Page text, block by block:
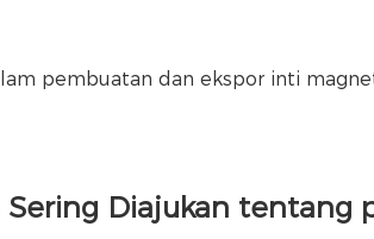
pembuatan dan ekspor inti
Sering Diajukan tentang